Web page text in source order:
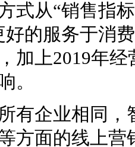
式从“销售指
好的服务于消
加上2019年
。
企业相同，
方面的线上